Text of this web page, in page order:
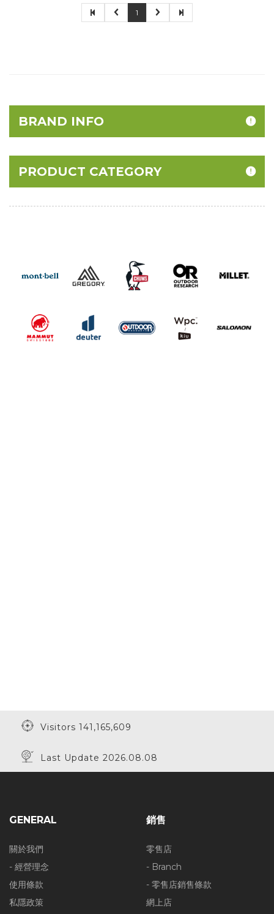
1
BRAND INFO
PRODUCT CATEGORY
Visitors 141,165,609
Last Update 2026.08.08
GENERAL
關於我們
- 經營理念
使用條款
私隱政策
銷售
零售店
- Branch
- 零售店銷售條款
網上店